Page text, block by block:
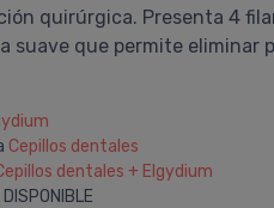
quirúrgica. Presenta 4
suave que permite eliminar
Cepillos dentales
dentales + Elgydium
DISPONIBLE